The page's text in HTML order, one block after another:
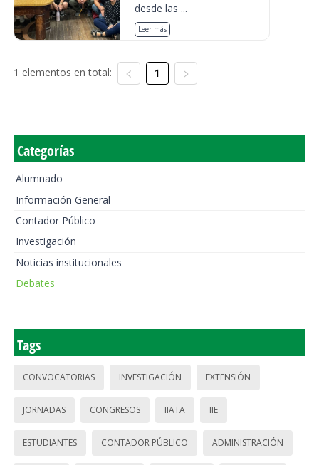
desde las ...
Leer más
1 elementos en total: 1
Categorías
Alumnado
Información General
Contador Público
Investigación
Noticias institucionales
Debates
Tags
CONVOCATORIAS INVESTIGACIÓN EXTENSIÓN
JORNADAS CONGRESOS IIATA IIE
ESTUDIANTES CONTADOR PÚBLICO ADMINISTRACIÓN